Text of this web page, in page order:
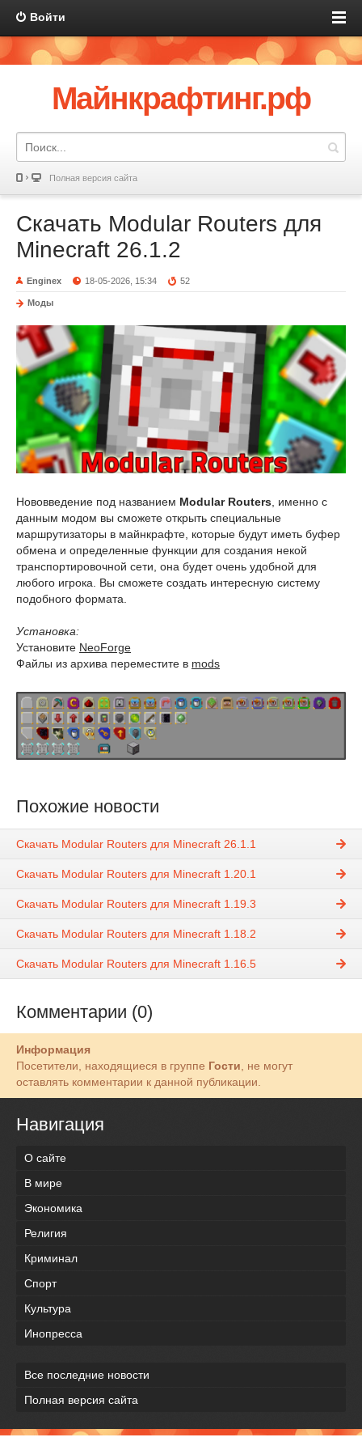
Войти
Майнкрафтинг.рф
Полная версия сайта
Скачать Modular Routers для
Minecraft 26.1.2
Enginex 18-05-2026, 15:34 52
Моды
Нововведение под названием Modular Routers , именно с
данным модом вы сможете открыть специальные
маршрутизаторы в майнкрафте, которые будут иметь буфер
обмена и определенные функции для создания некой
транспортировочной сети, она будет очень удобной для
любого игрока. Вы сможете создать интересную систему
подобного формата.
Установка:
Установите NeoForge
Файлы из архива переместите в mods
Похожие новости
Скачать Modular Routers для Minecraft 26.1.1
Скачать Modular Routers для Minecraft 1.20.1
Скачать Modular Routers для Minecraft 1.19.3
Скачать Modular Routers для Minecraft 1.18.2
Скачать Modular Routers для Minecraft 1.16.5
Комментарии (0)
Информация
Посетители, находящиеся в группе Гости , не могут
оставлять комментарии к данной публикации.
Навигация
О сайте
В мире
Экономика
Религия
Криминал
Спорт
Культура
Инопресса
Все последние новости
Полная версия сайта